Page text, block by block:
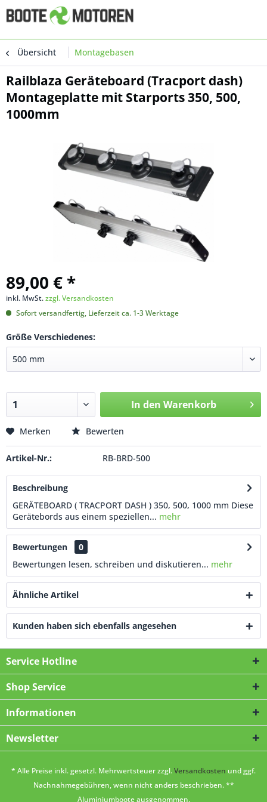
Übersicht Montagebasen
Railblaza Geräteboard (Tracport dash)
Montageplatte mit Starports 350, 500,
1000mm
89,00 € *
inkl. MwSt.zzgl. Versandkosten
Sofort versandfertig, Lieferzeit ca. 1-3 Werktage
Größe Verschiedenes:
In den Warenkorb
Merken Bewerten
Artikel-Nr.: RB-BRD-500
Beschreibung
GERÄTEBOARD ( TRACPORT DASH ) 350, 500, 1000 mm Diese
Gerätebords aus einem speziellen... mehr
Bewertungen
0
Bewertungen lesen, schreiben und diskutieren... mehr
Ähnliche Artikel
Kunden haben sich ebenfalls angesehen
Service Hotline
Shop Service
Informationen
Newsletter
* Alle Preise inkl. gesetzl. Mehrwertsteuer zzgl.Versandkosten und ggf.
Nachnahmegebühren, wenn nicht anders beschrieben. **
Aluminiumboote ausgenommen.